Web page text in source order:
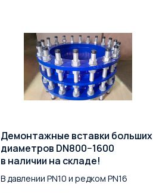
Демонтажные вставки больших
диаметров DN800−1600
в наличии на складе!
В давлении PN10 и редком PN16